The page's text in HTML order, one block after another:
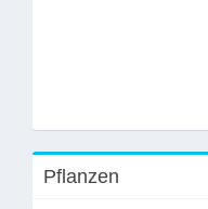
Pflanzen